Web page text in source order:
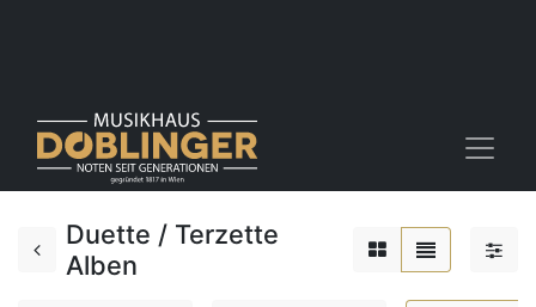
Duette / Terzette
Alben